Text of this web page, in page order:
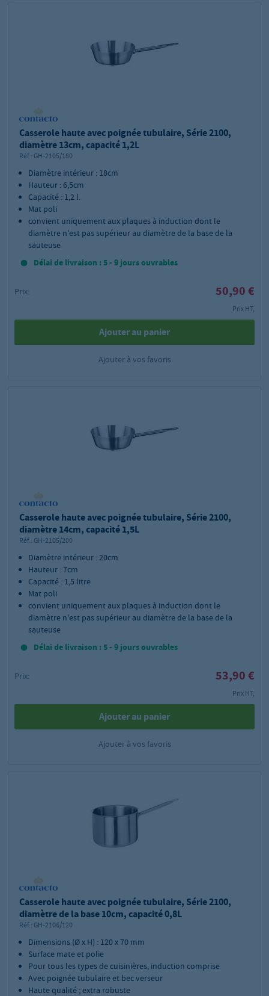
Casserole haute avec poignée tubulaire, Série 2100,
diamètre 13cm, capacité 1,2L
Réf.: GH-2105/180
Diamètre intérieur : 18cm
Hauteur : 6,5cm
Capacité : 1,2 l.
Mat poli
convient uniquement aux plaques à induction dont le
diamètre n'est pas supérieur au diamètre de la base de la
sauteuse
Délai de livraison : 5 - 9 jours ouvrables
Prix: 50,90 €
Prix HT,
Ajouter au panier
Ajouter à vos favoris
Casserole haute avec poignée tubulaire, Série 2100,
diamètre 14cm, capacité 1,5L
Réf.: GH-2105/200
Diamètre intérieur : 20cm
Hauteur : 7cm
Capacité : 1,5 litre
Mat poli
convient uniquement aux plaques à induction dont le
diamètre n'est pas supérieur au diamètre de la base de la
sauteuse
Délai de livraison : 5 - 9 jours ouvrables
Prix: 53,90 €
Prix HT,
Ajouter au panier
Ajouter à vos favoris
Casserole haute avec poignée tubulaire, Série 2100,
diamètre de la base 10cm, capacité 0,8L
Réf.: GH-2106/120
Dimensions (Ø x H) : 120 x 70 mm
Surface mate et polie
Pour tous les types de cuisinières, induction comprise
Avec poignée tubulaire et bec verseur
Haute qualité ; extra robuste